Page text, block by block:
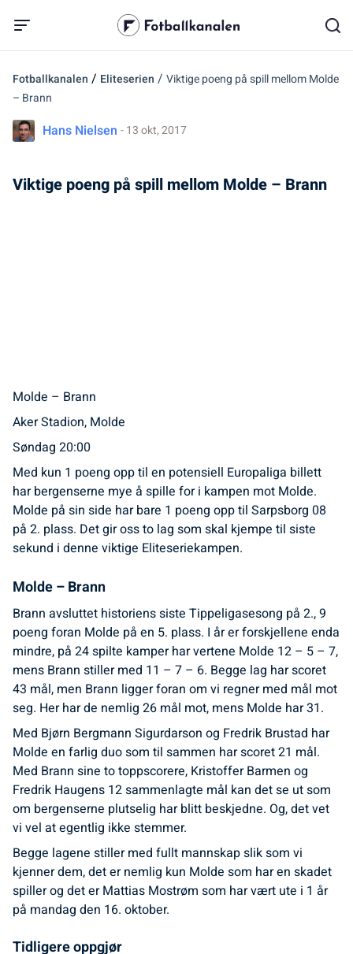
Fotballkanalen / Eliteserien / Viktige poeng på spill mellom Molde
– Brann
Hans Nielsen - 13 okt, 2017
Viktige poeng på spill mellom Molde – Brann
Molde – Brann
Aker Stadion, Molde
Søndag 20:00
Med kun 1 poeng opp til en potensiell Europaliga billett
har bergenserne mye å spille for i kampen mot Molde.
Molde på sin side har bare 1 poeng opp til Sarpsborg 08
på 2. plass. Det gir oss to lag som skal kjempe til siste
sekund i denne viktige Eliteseriekampen.
Molde – Brann
Brann avsluttet historiens siste Tippeligasesong på 2., 9
poeng foran Molde på en 5. plass. I år er forskjellene enda
mindre, på 24 spilte kamper har vertene Molde 12 – 5 – 7,
mens Brann stiller med 11 – 7 – 6. Begge lag har scoret
43 mål, men Brann ligger foran om vi regner med mål mot
seg. Her har de nemlig 26 mål mot, mens Molde har 31.
Med Bjørn Bergmann Sigurdarson og Fredrik Brustad har
Molde en farlig duo som til sammen har scoret 21 mål.
Med Brann sine to toppscorere, Kristoffer Barmen og
Fredrik Haugens 12 sammenlagte mål kan det se ut som
om bergenserne plutselig har blitt beskjedne. Og, det vet
vi vel at egentlig ikke stemmer.
Begge lagene stiller med fullt mannskap slik som vi
kjenner dem, det er nemlig kun Molde som har en skadet
spiller og det er Mattias Mostrøm som har vært ute i 1 år
på mandag den 16. oktober.
Tidligere oppgjør